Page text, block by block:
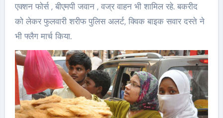
एक्शन फोर्स , बीएमपी जवान , वज्र वाहन भी शामिल रहे. बकरीद
को लेकर फुलवारी शरीफ पुलिस अलर्ट, क्विक बाइक सवार दस्ते ने
भी फ्लैग मार्च किया.